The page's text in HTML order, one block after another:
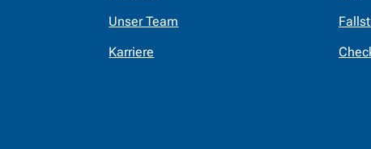
Unser Team
Karriere